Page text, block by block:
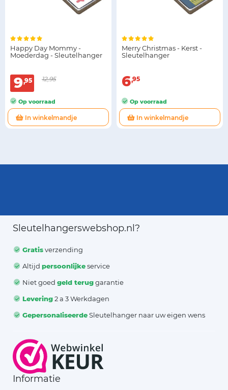
Happy Day Mommy -
Moederdag - Sleutelhanger
9 95 12,95
Op voorraad
In winkelmandje
Merry Christmas - Kerst -
Sleutelhanger
6 95
Op voorraad
In winkelmandje
Sleutelhangerswebshop.nl?
Gratisverzending
Altijdpersoonlijkeservice
Niet goedgeld teruggarantie
Levering2 a 3 Werkdagen
GepersonaliseerdeSleutelhanger naar uw eigen wens
Informatie